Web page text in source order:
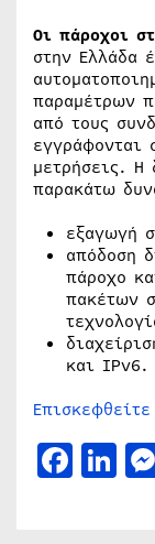
Οι πάροχοι
στην Ελλάδα
παραμέτρων
από τους
εγγράφονται
μετρήσεις. Η
παρακάτω
εξαγωγή
απόδοση
πάροχο
πακέτων
και IPv6.